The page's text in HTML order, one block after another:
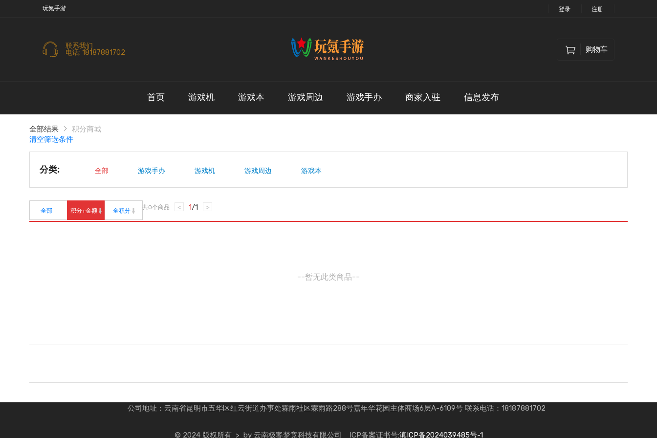
玩氪手游 登录 注册
联系我们
电话: 18187881702
购物车
首页 游戏机 游戏本 游戏周边 游戏手办 商家入驻 信息发布
全部结果
积分商城
清空筛选条件
分类: 全部 游戏手办 游戏机 游戏周边 游戏本
全部 积分+金额 全积分 共0个商品 < 1/1 >
--暂无此类商品--
公司地址：云南省昆明市五华区红云街道办事处霖雨社区霖雨路288号嘉年华花园主体商场6层A-6109号 联系电话：18187881702
© 2024 版权所有 > by 云南极客梦竞科技有限公司 ICP备案证书号:滇ICP备2024039485号-1